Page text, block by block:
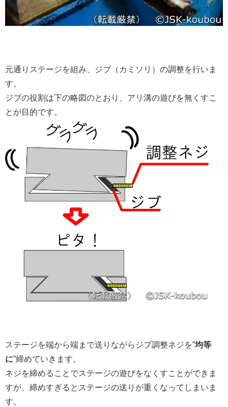
元通りステージを組み、ジブ（カミソリ）の調整を行いま
す。
ジブの役割は下の略図のとおり、アリ溝の遊びを無くすこ
とが目的です。
ステージを端から端まで送りながらジブ調整ネジを”均等
に”締めていきます。
ネジを締めることでステージの遊びをなくすことができま
すが、締めすぎるとステージの送りが重くなってしまいま
す。